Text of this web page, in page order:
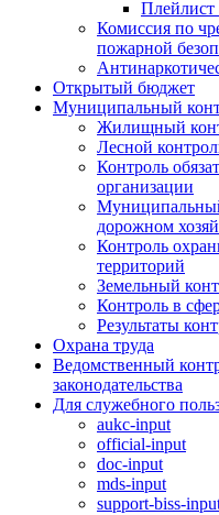
Плейлист
Комиссия по
пожарной
Открытый бюджет
Муниципальный
Жилищный
Лесной
Контроль
организации
дорожном
Контроль
территорий
Земельный
Контроль в
Результаты
Охрана труда
Ведомственный
законодательства
Для служебного
aukc-input
official-input
doc-input
mds-input
support-biss-